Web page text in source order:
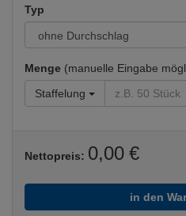
Typ
Menge (manuelle Eingabe
Staffelung
Nettopreis: 0,00 €
in den